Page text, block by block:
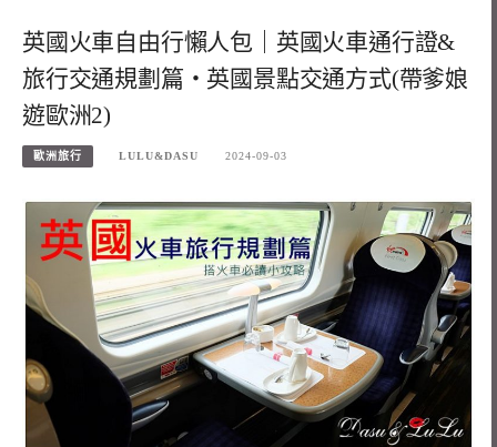
英國火車自由行懶人包｜英國火車通行證&
旅行交通規劃篇‧英國景點交通方式(帶爹娘
遊歐洲2)
歐洲旅行 LULU&DASU 2024-09-03